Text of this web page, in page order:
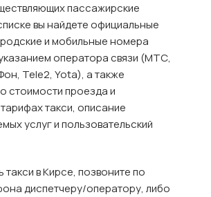
пассажирские
вы найдете официальные
и мобильные номера
оператора связи (МТС,
Tele2, Yota), а также
стоимости проезда и
такси, описание
услуг и пользовательский
такси в Кирсе, позвоните по
диспетчеру/оператору, либо